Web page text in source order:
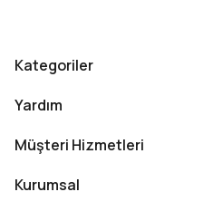
Kategoriler
Yardım
Müşteri Hizmetleri
Kurumsal